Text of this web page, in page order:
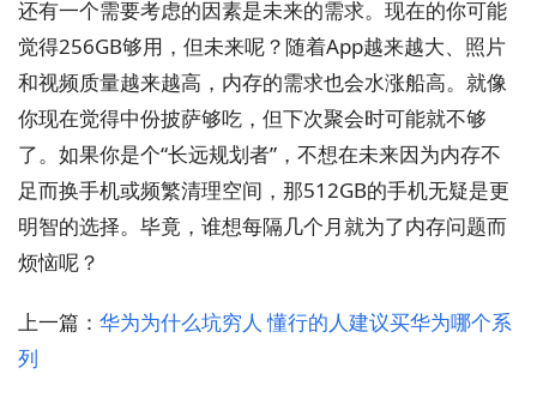
还有一个需要考虑的因素是未来的需求。现在的你可能
觉得256GB够用，但未来呢？随着App越来越大、照片
和视频质量越来越高，内存的需求也会水涨船高。就像
你现在觉得中份披萨够吃，但下次聚会时可能就不够
了。如果你是个“长远规划者”，不想在未来因为内存不
足而换手机或频繁清理空间，那512GB的手机无疑是更
明智的选择。毕竟，谁想每隔几个月就为了内存问题而
烦恼呢？
上一篇： 华为为什么坑穷人 懂行的人建议买华为哪个系
列